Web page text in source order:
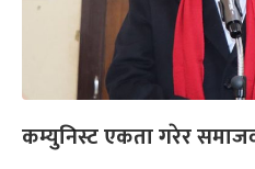
कम्युनिस्ट एकता गरेर